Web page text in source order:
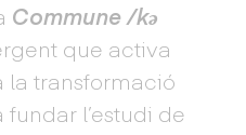
Commune /kə
que activa
la transformació
l’estudi de